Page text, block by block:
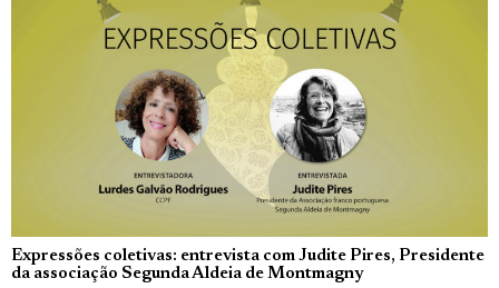
Expressões coletivas: entrevista com Judite Pires, Presidente
da associação Segunda Aldeia de Montmagny